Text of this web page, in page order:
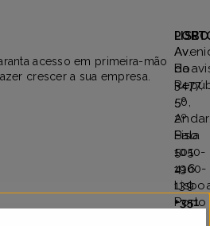
acesso em primeira-mão
crescer a sua empresa.
3477,
5º
Sala
501
4100-
139
Porto
Av.
da
50,
2º
Piso
1050-
196
+351